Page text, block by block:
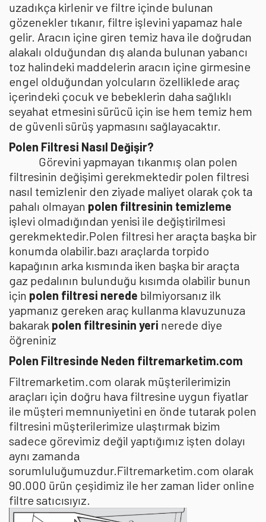
uzadıkça kirlenir ve filtre içinde bulunan
gözenekler tıkanır, filtre işlevini yapamaz hale
gelir. Aracın içine giren temiz hava ile doğrudan
alakalı olduğundan dış alanda bulunan yabancı
toz halindeki maddelerin aracın içine girmesine
engel olduğundan yolcuların özelliklede araç
içerindeki çocuk ve bebeklerin daha sağlıklı
seyahat etmesini sürücü için ise hem temiz hem
de güvenli sürüş yapmasını sağlayacaktır.
Polen Filtresi Nasıl Değişir?
Görevini yapmayan tıkanmış olan polen
filtresinin değişimi gerekmektedir polen filtresi
nasıl temizlenir den ziyade maliyet olarak çok ta
pahalı olmayan polen filtresinin temizleme
işlevi olmadığından yenisi ile değiştirilmesi
gerekmektedir.Polen filtresi her araçta başka bir
konumda olabilir.bazı araçlarda torpido
kapağının arka kısmında iken başka bir araçta
gaz pedalının bulunduğu kısımda olabilir bunun
için polen filtresi nerede bilmiyorsanız ilk
yapmanız gereken araç kullanma klavuzunuza
bakarak polen filtresinin yeri nerede diye
öğreniniz
Polen Filtresinde Neden filtremarketim.com
Filtremarketim.com olarak müşterilerimizin
araçları için doğru hava filtresine uygun fiyatlar
ile müşteri memnuniyetini en önde tutarak polen
filtresini müşterilerimize ulaştırmak bizim
sadece görevimiz değil yaptığımız işten dolayı
aynı zamanda
sorumluluğumuzdur.Filtremarketim.com olarak
90.000 ürün çeşidimiz ile her zaman lider online
filtre satıcısıyız.